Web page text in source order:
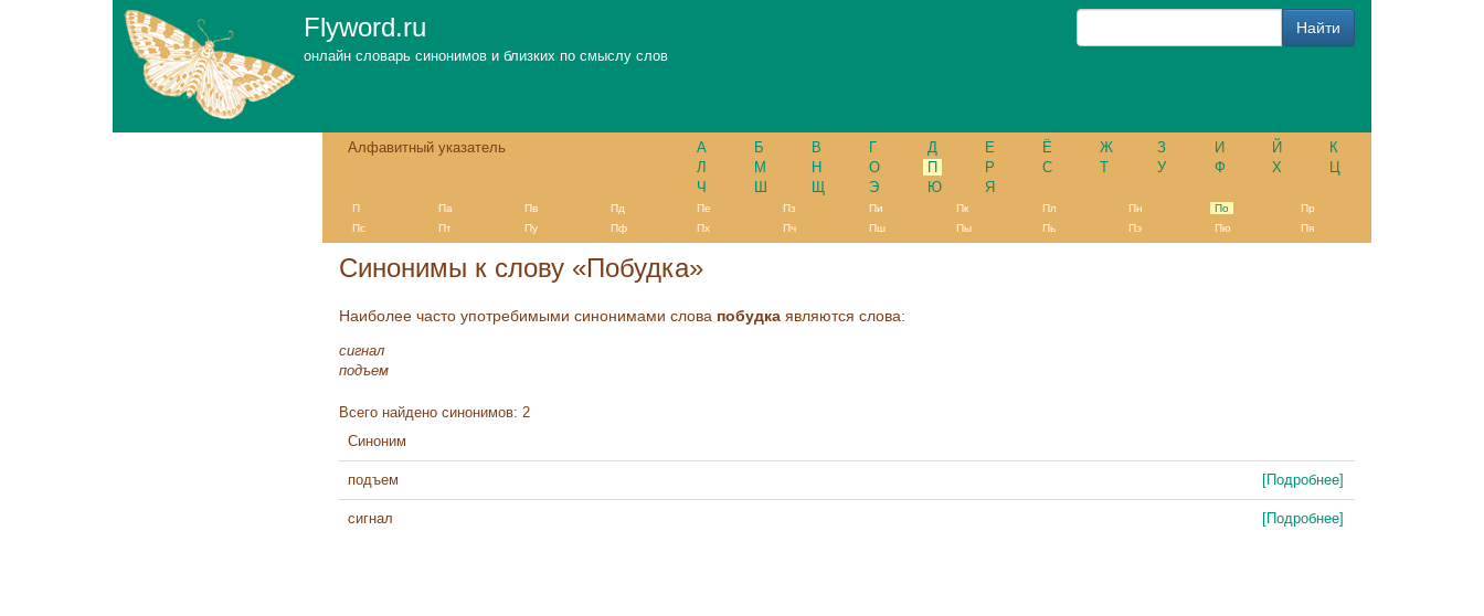
Flyword.ru
онлайн словарь синонимов и близких по смыслу слов
Алфавитный указатель А Б В Г Д Е Ё Ж З И Й
К
Л
М Н О П Р С Т У Ф Х
Ц
Ч
Ш Щ Э Ю Я
П Па Пв Пд Пе Пз Пи Пк Пл Пн По
Пр
Пс
Пт Пу Пф Пх Пч Пш Пы Пь Пэ Пю Пя
Синонимы к слову «Побудка»
Наиболее часто употребимыми синонимами слова побудка являются слова:
сигнал
подъем
Всего найдено синонимов: 2
Синоним
подъем [Подробнее]
сигнал [Подробнее]